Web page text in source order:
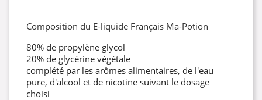
Composition du E-liquide Français Ma-Potion
80% de propylène glycol
20% de glycérine végétale
complété par les arômes alimentaires, de l'eau
pure, d'alcool et de nicotine suivant le dosage
choisi